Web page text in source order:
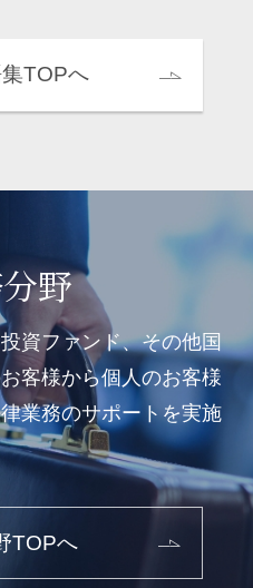
TOPへ
野
資ファンド、その他国
客様から個人のお客様
業務のサポートを実施
TOPへ